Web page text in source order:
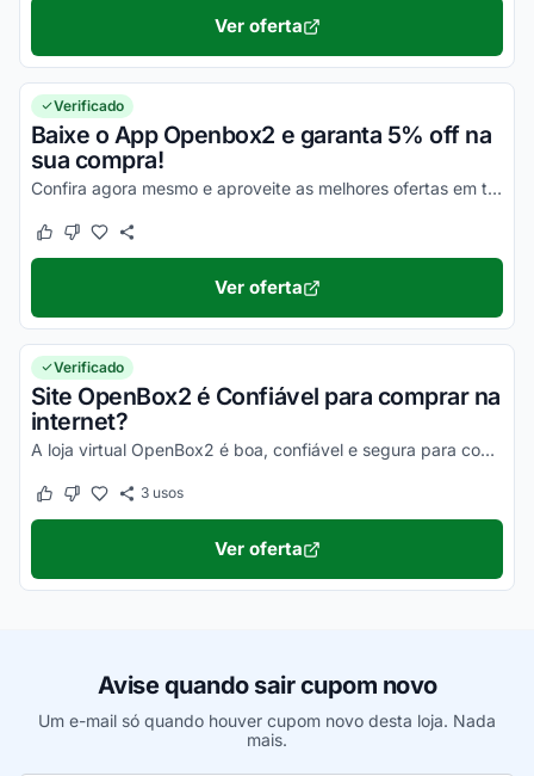
Ver oferta
Verificado
Baixe o App Openbox2 e garanta 5% off na
sua compra!
Confira agora mesmo e aproveite as melhores ofertas em todas as suas compras online!
Este cupom funcionou
Este cupom não funcionou
Ver oferta
Verificado
Site OpenBox2 é Confiável para comprar na
internet?
A loja virtual OpenBox2 é boa, confiável e segura para compras online. Pesquise, confira os comentários e constate!
Este cupom funcionou
Este cupom não funcionou
3usos
Ver oferta
Avise quando sair cupom novo
Um e-mail só quando houver cupom novo desta loja. Nada
mais.